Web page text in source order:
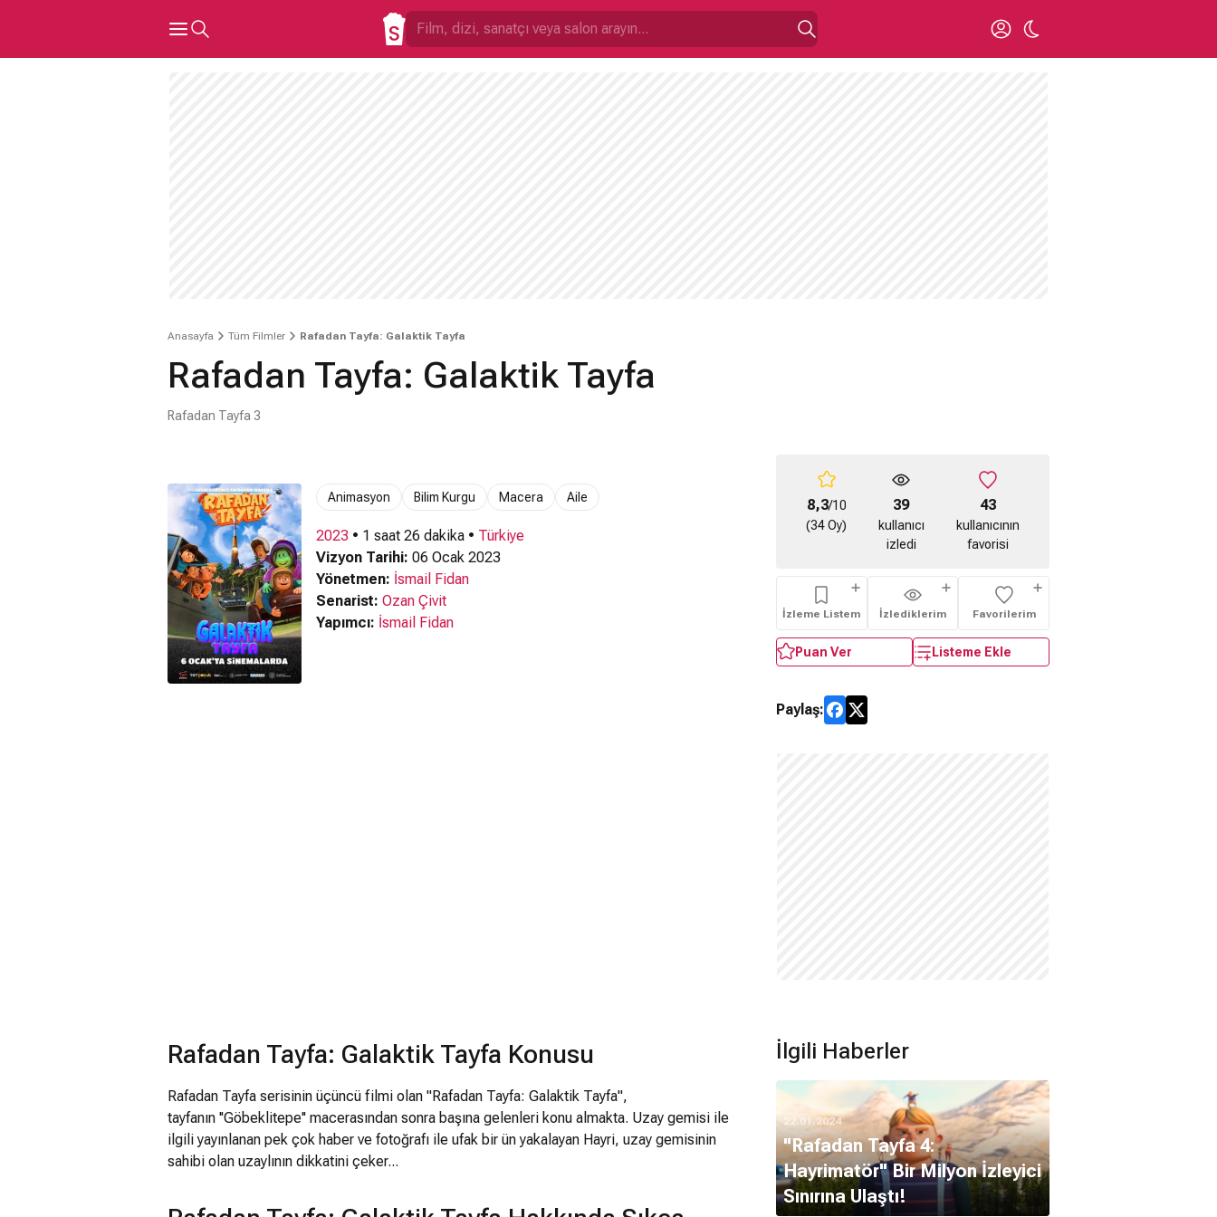
Anasayfa Tüm Filmler Rafadan Tayfa: Galaktik Tayfa
Rafadan Tayfa: Galaktik Tayfa
Rafadan Tayfa 3
Animasyon Bilim Kurgu Macera Aile
2023 • 1 saat 26 dakika • Türkiye
Vizyon Tarihi: 06 Ocak 2023
Yönetmen: İsmail Fidan
Senarist: Ozan Çivit
Yapımcı: İsmail Fidan
8,3/10
(34 Oy)
39
kullanıcı
izledi
43
kullanıcının
favorisi
İzleme Listem İzlediklerim Favorilerim
Puan Ver Listeme Ekle
Paylaş:
Rafadan Tayfa: Galaktik Tayfa Konusu
Rafadan Tayfa serisinin üçüncü filmi olan "Rafadan Tayfa: Galaktik Tayfa",
tayfanın ''Göbeklitepe'' macerasından sonra başına gelenleri konu almakta. Uzay gemisi ile
ilgili yayınlanan pek çok haber ve fotoğrafı ile ufak bir ün yakalayan Hayri, uzay gemisinin
sahibi olan uzaylının dikkatini çeker...
İlgili Haberler
22.01.2024
"Rafadan Tayfa 4:
Hayrimatör" Bir Milyon İzleyici
Sınırına Ulaştı!